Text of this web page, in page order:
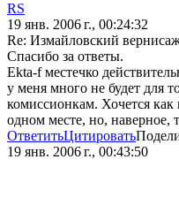
RS
19 янв. 2006 г., 00:24:32
Re: Измайловский
Спасибо за ответы.
Еkta-f местечко
у меня много не будет для
комиссионкам. Хочется как
одном месте, но, наверное,
ОтветитьЦитировать
19 янв. 2006 г., 00:43:50